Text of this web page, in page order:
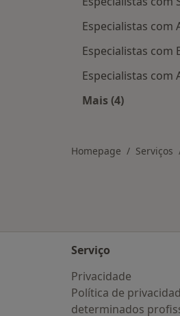
Especialistas com
Especialistas com
Especialistas com
Mais (4)
Homepage Serviços
Serviço
Privacidade
Política de
determinados